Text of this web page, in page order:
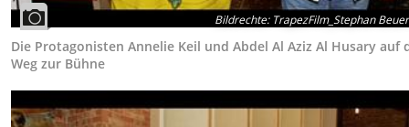
Bildrechte:TrapezFilm_Stephan
Die Protagonisten Annelie Keil und Abdel Al Aziz Al Husary auf
Weg zur Bühne